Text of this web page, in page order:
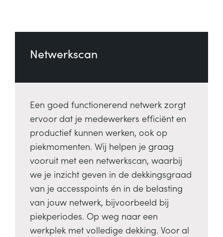
Netwerkscan
Een goed functionerend netwerk zorgt
ervoor dat je medewerkers efficiënt en
productief kunnen werken, ook op
piekmomenten. Wij helpen je graag
vooruit met een netwerkscan, waarbij
we je inzicht geven in de dekkingsgraad
van je accesspoints én in de belasting
van jouw netwerk, bijvoorbeeld bij
piekperiodes. Op weg naar een
werkplek met volledige dekking. Voor al